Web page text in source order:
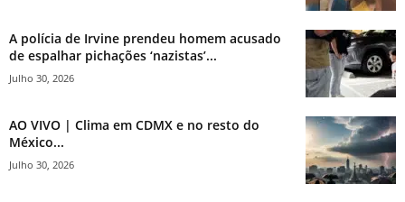
A polícia de Irvine prendeu homem acusado
de espalhar pichações ‘nazistas’...
Julho 30, 2026
AO VIVO | Clima em CDMX e no resto do
México...
Julho 30, 2026